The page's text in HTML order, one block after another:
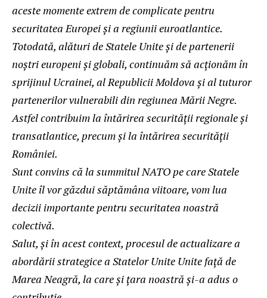
aceste momente extrem de complicate pentru
securitatea Europei și a regiunii euroatlantice.
Totodată, alături de Statele Unite și de partenerii
noștri europeni și globali, continuăm să acționăm în
sprijinul Ucrainei, al Republicii Moldova și al tuturor
partenerilor vulnerabili din regiunea Mării Negre.
Astfel contribuim la întărirea securității regionale și
transatlantice, precum și la întărirea securității
României.
Sunt convins că la summitul NATO pe care Statele
Unite îl vor găzdui săptămâna viitoare, vom lua
decizii importante pentru securitatea noastră
colectivă.
Salut, și în acest context, procesul de actualizare a
abordării strategice a Statelor Unite Unite față de
Marea Neagră, la care și țara noastră și-a adus o